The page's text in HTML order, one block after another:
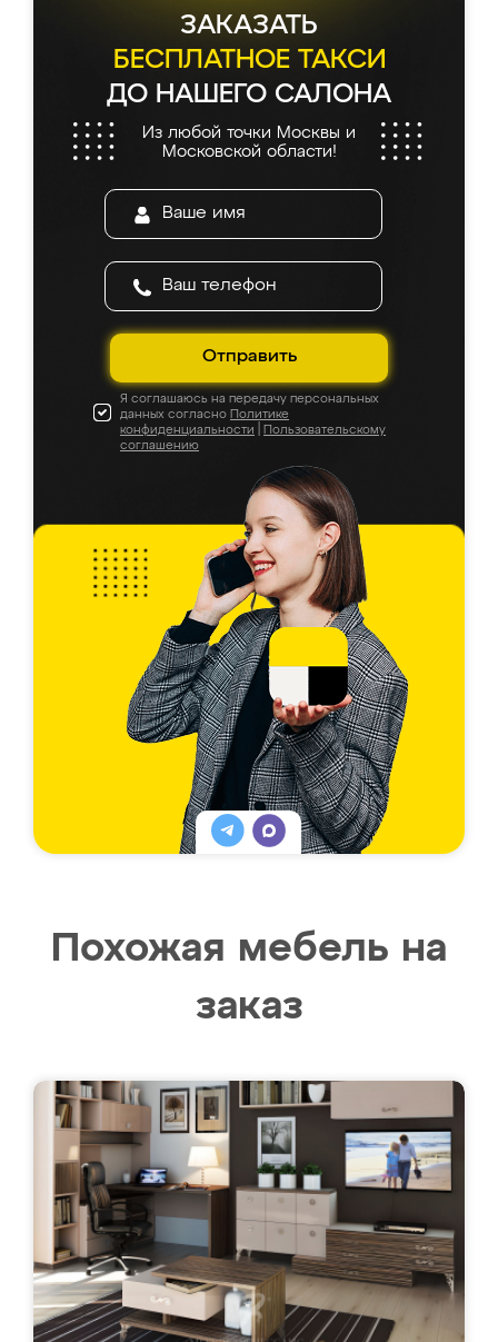
ЗАКАЗАТЬ
БЕСПЛАТНОЕ ТАКСИ
ДО НАШЕГО САЛОНА
Из любой точки Москвы и
Московской области!
Отправить
Я соглашаюсь на передачу персональных
данных согласно Политике
конфиденциальности
Пользовательскому
соглашению
Похожая мебель на
заказ